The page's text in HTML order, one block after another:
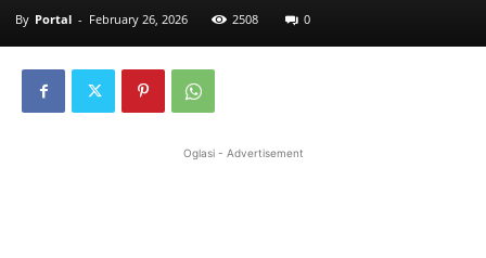
By Portal - February 26, 2026 2508 0
Oglasi - Advertisement